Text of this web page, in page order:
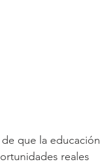
que la educación
reales